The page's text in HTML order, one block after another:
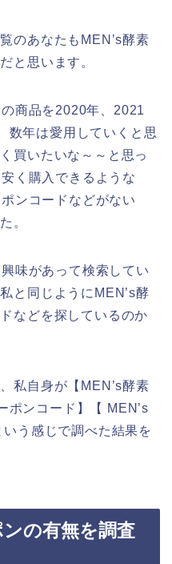
のあなたもMEN’s酵素
と思います。
商品を2020年、2021
数年は愛用していくと思
買いたいな～～と思っ
く購入できるような
ンコードなどがない
。
味があって検索してい
と同じようにMEN’s酵
などを探しているのか
私自身が【MEN’s酵素
ポンコード】【 MEN’s
う感じで調べた結果を
ンの有無を調査